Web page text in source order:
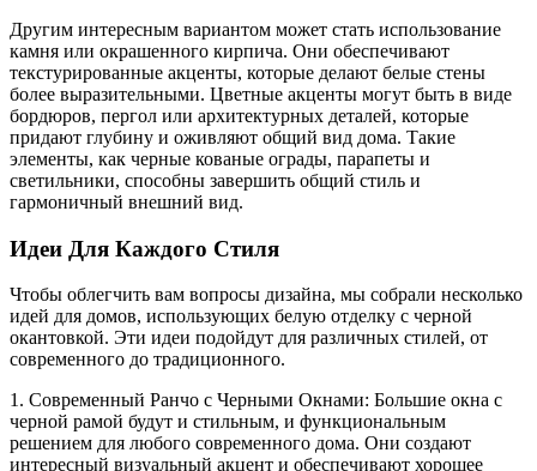
Другим интересным вариантом может стать использование
камня или окрашенного кирпича. Они обеспечивают
текстурированные акценты, которые делают белые стены
более выразительными. Цветные акценты могут быть в виде
бордюров, пергол или архитектурных деталей, которые
придают глубину и оживляют общий вид дома. Такие
элементы, как черные кованые ограды, парапеты и
светильники, способны завершить общий стиль и
гармоничный внешний вид.
Идеи Для Каждого Стиля
Чтобы облегчить вам вопросы дизайна, мы собрали несколько
идей для домов, использующих белую отделку с черной
окантовкой. Эти идеи подойдут для различных стилей, от
современного до традиционного.
1. Современный Ранчо с Черными Окнами: Большие окна с
черной рамой будут и стильным, и функциональным
решением для любого современного дома. Они создают
интересный визуальный акцент и обеспечивают хорошее